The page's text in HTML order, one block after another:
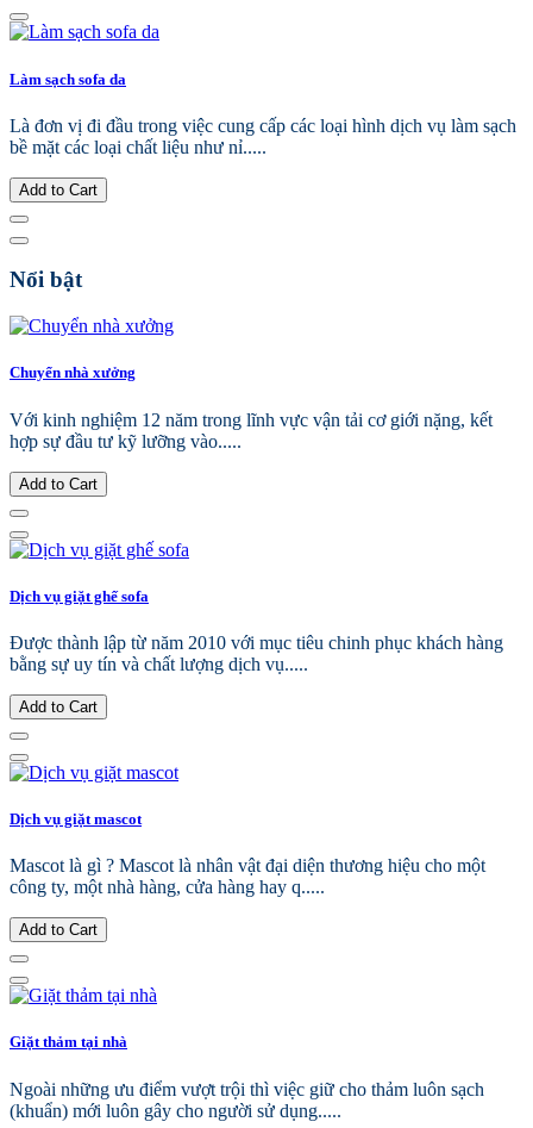
Làm sạch sofa da
Là đơn vị đi đầu trong việc cung cấp các loại hình dịch vụ làm sạch
bề mặt các loại chất liệu như nỉ.....
Add to Cart
Nổi bật
Chuyển nhà xưởng
Với kinh nghiệm 12 năm trong lĩnh vực vận tải cơ giới nặng, kết
hợp sự đầu tư kỹ lưỡng vào.....
Add to Cart
Dịch vụ giặt ghế sofa
Được thành lập từ năm 2010 với mục tiêu chinh phục khách hàng
bằng sự uy tín và chất lượng dịch vụ.....
Add to Cart
Dịch vụ giặt mascot
Mascot là gì ? Mascot là nhân vật đại diện thương hiệu cho một
công ty, một nhà hàng, cửa hàng hay q.....
Add to Cart
Giặt thảm tại nhà
Ngoài những ưu điểm vượt trội thì việc giữ cho thảm luôn sạch
(khuẩn) mới luôn gây cho người sử dụng.....